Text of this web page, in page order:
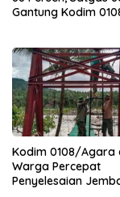
Gantung Kodim
Kodim 0108/Agara
Warga Percepat
Penyelesaian